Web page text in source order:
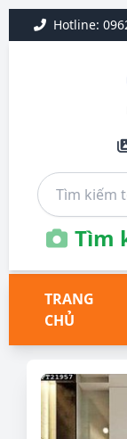
Hotline:
Tìm
TRANG
CHỦ